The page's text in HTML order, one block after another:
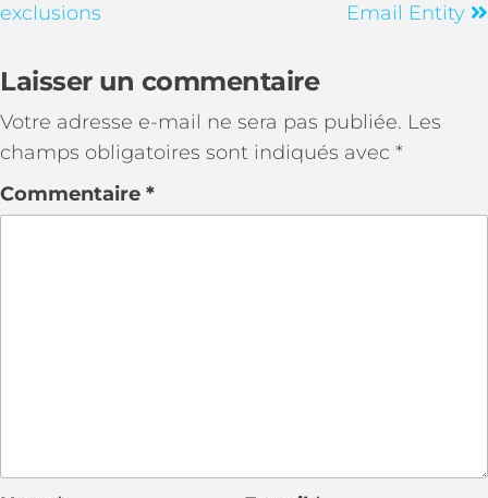
exclusions
Email Entity
Laisser un commentaire
Votre adresse e-mail ne sera pas publiée. Les
champs obligatoires sont indiqués avec *
Commentaire *